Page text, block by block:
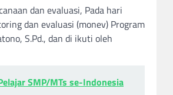
dan evaluasi, Pada hari
dan evaluasi (monev) Program
S.Pd., dan di ikuti oleh
SMP/MTs se-Indonesia